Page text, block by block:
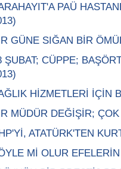
PAÜ
GÜNE SIĞAN BİR
ŞUBAT; CÜPPE;
HİZMETLERİ İÇİN
MÜDÜR DEĞİŞİR;
ATATÜRK'TEN
Mİ OLUR